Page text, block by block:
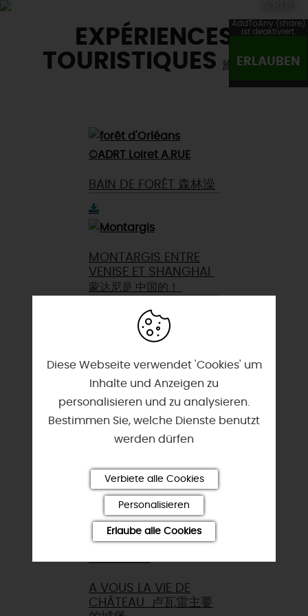
EXPÉRIENCES
TOURISTIQUES 旅游经验
BAIN DE FORÊT 森林澡
MONTARGIS ENTRE
VENISE ET SHANGHAI
蒙达尼是 中国的！
ORLÉANS LA
的奥尔良
RELIGIEUX宗教遗产
A VOUS LA VIE DE
CHÂTEAU 卢瓦雷主要
AddToAny (share)
ist deaktiviert.
ERLAUBEN
Diese Webseite verwendet 'Cookies' um
Inhalte und Anzeigen zu
personalisieren und zu analysieren.
Bestimmen Sie, welche Dienste benutzt
werden dürfen
Verbiete alle Cookies
Personalisieren
Erlaube alle Cookies